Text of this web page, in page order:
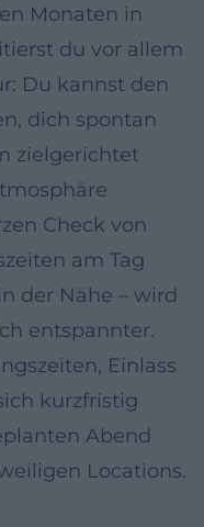
Monaten in
du vor allem
Du kannst den
dich spontan
zielgerichtet
Check von
am Tag
der Nähe – wird
entspannter.
Einlass
kurzfristig
Abend
Locations.